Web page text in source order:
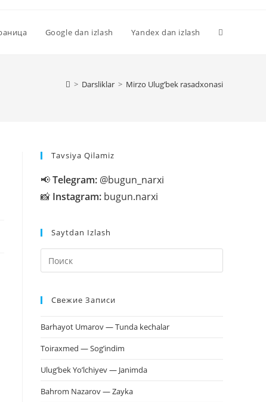
Google dan izlash Yandex dan izlash
> Darsliklar > Mirzo Ulug’bek rasadxonasi
Tavsiya Qilamiz
📢Telegram: @bugun_narxi
📸 Instagram: bugun.narxi
Saytdan Izlash
клавишу
Свежие Записи
Barhayot Umarov — Tunda kechalar
Toiraxmed — Sog’indim
Ulug’bek Yo’lchiyev — Janimda
Bahrom Nazarov — Zayka